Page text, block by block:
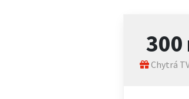
300
Chytrá